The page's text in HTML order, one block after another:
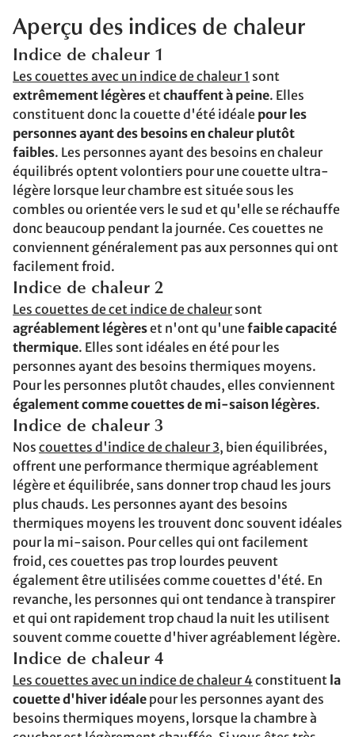
Aperçu des indices de chaleur
Indice de chaleur 1
Les couettes avec un indice de chaleur 1 sont
extrêmement légèresetchauffent à peine. Elles
constituent donc la couette d'été idéale pour les
personnes ayant des besoins en chaleur plutôt
faibles. Les personnes ayant des besoins en chaleur
équilibrés optent volontiers pour une couette ultra-
légère lorsque leur chambre est située sous les
combles ou orientée vers le sud et qu'elle se réchauffe
donc beaucoup pendant la journée. Ces couettes ne
conviennent généralement pas aux personnes qui ont
facilement froid.
Indice de chaleur 2
Les couettes de cet indice de chaleursont
agréablement légèreset n'ont qu'unefaible capacité
thermique. Elles sont idéales en été pour les
personnes ayant des besoins thermiques moyens.
Pour les personnes plutôt chaudes, elles conviennent
également comme couettes de mi-saison légères.
Indice de chaleur 3
Nos couettes d'indice de chaleur 3, bien équilibrées,
offrent une performance thermique agréablement
légère et équilibrée, sans donner trop chaud les jours
plus chauds. Les personnes ayant des besoins
thermiques moyens les trouvent donc souvent idéales
pour la mi-saison. Pour celles qui ont facilement
froid, ces couettes pas trop lourdes peuvent
également être utilisées comme couettes d'été. En
revanche, les personnes qui ont tendance à transpirer
et qui ont rapidement trop chaud la nuit les utilisent
souvent comme couette d'hiver agréablement légère.
Indice de chaleur 4
Les couettes avec un indice de chaleur 4 constituent la
couette d'hiver idéale pour les personnes ayant des
besoins thermiques moyens, lorsque la chambre à